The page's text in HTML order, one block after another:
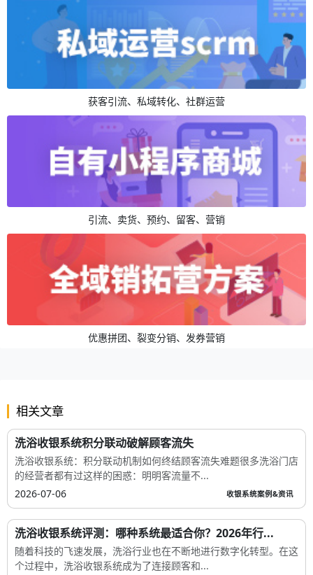
获客引流、私域转化、社群运营
引流、卖货、预约、留客、营销
优惠拼团、裂变分销、发券营销
相关文章
洗浴收银系统积分联动破解顾客流失
洗浴收银系统：积分联动机制如何终结顾客流失难题很多洗浴门店
的经营者都有过这样的困惑：明明客流量不...
2026-07-06
收银系统案例&资讯
洗浴收银系统评测：哪种系统最适合你？2026年行...
随着科技的飞速发展，洗浴行业也在不断地进行数字化转型。在这
个过程中，洗浴收银系统成为了连接顾客和...